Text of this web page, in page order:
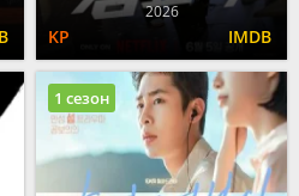
2026
1 сезон